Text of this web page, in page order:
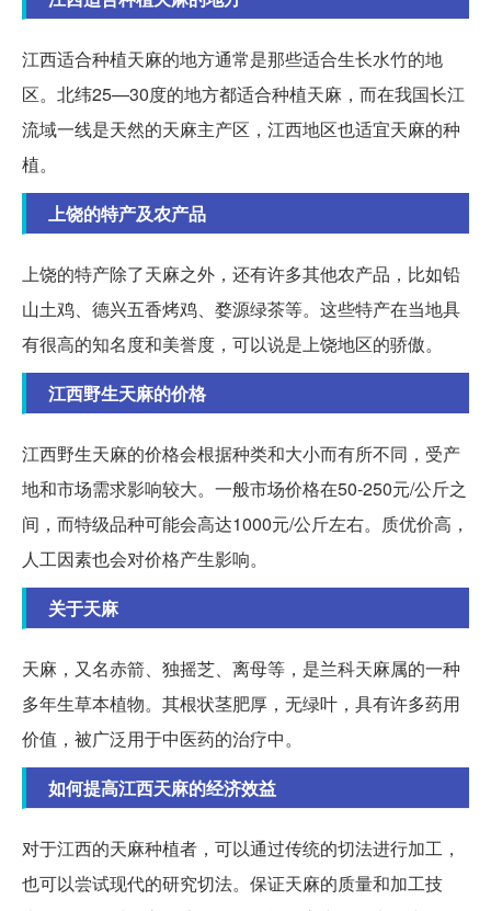
江西适合种植天麻的地方通常是那些适合生长水竹的地
区。北纬25—30度的地方都适合种植天麻，而在我国长江
流域一线是天然的天麻主产区，江西地区也适宜天麻的种
植。
上饶的特产及农产品
上饶的特产除了天麻之外，还有许多其他农产品，比如铅
山土鸡、德兴五香烤鸡、婺源绿茶等。这些特产在当地具
有很高的知名度和美誉度，可以说是上饶地区的骄傲。
江西野生天麻的价格
江西野生天麻的价格会根据种类和大小而有所不同，受产
地和市场需求影响较大。一般市场价格在50-250元/公斤之
间，而特级品种可能会高达1000元/公斤左右。质优价高，
人工因素也会对价格产生影响。
关于天麻
天麻，又名赤箭、独摇芝、离母等，是兰科天麻属的一种
多年生草本植物。其根状茎肥厚，无绿叶，具有许多药用
价值，被广泛用于中医药的治疗中。
如何提高江西天麻的经济效益
对于江西的天麻种植者，可以通过传统的切法进行加工，
也可以尝试现代的研究切法。保证天麻的质量和加工技